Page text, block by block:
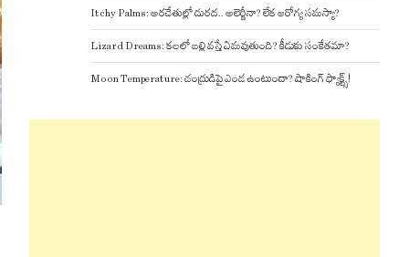
Itchy Palms: అరచేతుల్లో దురద.. అలెర్జీనా? లేక ఆరోగ్య సమస్యా?
Lizard Dreams: కలలో బల్లి వస్తే ఏమవుతుంది? కీడుకు సంకేతమా?
Moon Temperature: చంద్రుడిపై ఎండ ఉంటుందా? షాకింగ్ ఫ్యాక్ట్స్!